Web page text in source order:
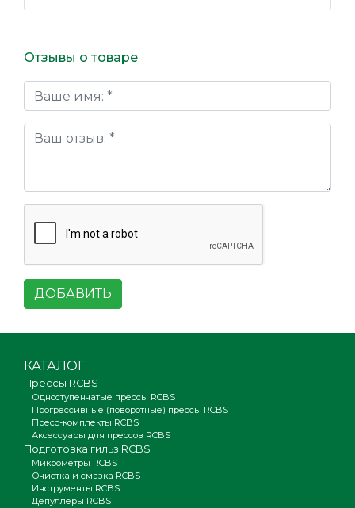
Отзывы о товаре
ДОБАВИТЬ
КАТАЛОГ
Прессы RCBS
Одноступенчатые прессы RCBS
Прогрессивные (поворотные) прессы RCBS
Пресс-комплекты RCBS
Аксессуары для прессов RCBS
Подготовка гильз RCBS
Микрометры RCBS
Очистка и смазка RCBS
Инструменты RCBS
Депуллеры RCBS